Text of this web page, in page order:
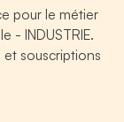
pour le métier
- INDUSTRIE.
et souscriptions